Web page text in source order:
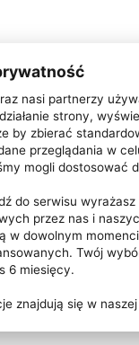
nasi partnerzy
strony,
by zbierać
przeglądania w
mogli dostosować
do serwisu
przez nas i
w dowolnym
Twój
6 miesięcy.
znajdują się w